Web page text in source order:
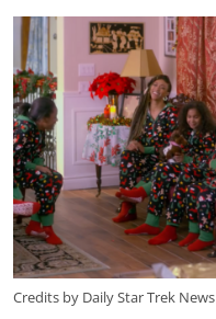
Credits by Daily Star Trek News